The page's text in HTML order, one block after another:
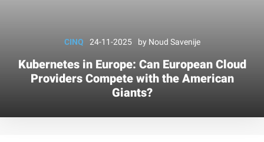
CINQ 24-11-2025 by Noud Savenije
Kubernetes in Europe: Can European Cloud
Providers Compete with the American
Giants?